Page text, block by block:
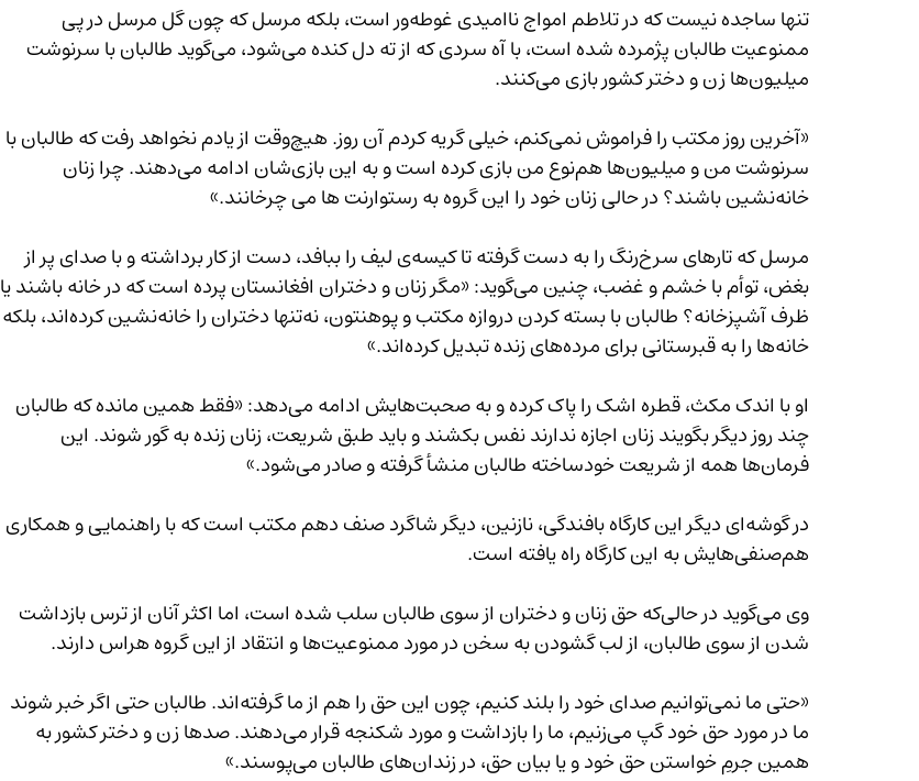
تنها ساجده نیست که در تلاطم امواج ناامیدی غوطه‌ور است، بلکه مرسل که چون گل مرسل در پی
ممنوعیت طالبان پژمرده شده است، با آه سردی که از ته دل کنده می‌شود، می‌گوید طالبان با سرنوشت
میلیون‌ها زن و دختر کشور بازی می‌کنند.
«آخرین روز مکتب را فراموش نمی‌کنم، خیلی گریه کردم آن روز. هیچ‌وقت از یادم نخواهد رفت که طالبان با
سرنوشت من و میلیون‌ها هم‌نوع من بازی کرده‌ است و به این بازی‌شان ادامه می‌دهند. چرا زنان
خانه‌نشین باشند؟ در حالی زنان خود را این گروه به رستوارنت ها می چرخانند.»
مرسل که تارهای سرخ‌رنگ را به دست گرفته تا کیسه‌ی لیف را ببافد، دست از کار برداشته و با صدای پر از
بغض، توأم با خشم و غضب، چنین می‌گوید: «مگر زنان و دختران افغانستان پرده‌ است که در خانه باشند یا
ظرف آشپزخانه؟ طالبان با بسته کردن دروازه مکتب و پوهنتون، نه‌تنها دختران را خانه‌نشین کرده‌اند، بلکه
خانه‌ها را به قبرستانی برای مرده‌های زنده تبدیل کرده‌اند.»
او با اندک مکث، قطره اشک را پاک کرده و به صحبت‌هایش ادامه می‌دهد: «فقط همین مانده که طالبان
چند روز دیگر بگویند زنان اجازه ندارند نفس بکشند و باید طبق شریعت، زنان زنده به گور شوند. این
فرمان‌ها همه از شریعت خودساخته طالبان منشأ گرفته و صادر می‌شود.»
در گوشه‌ای دیگر این کارگاه بافندگی، نازنین، دیگر شاگرد صنف دهم مکتب است که با راهنمایی و همکاری
هم‌صنفی‌هایش به این کارگاه راه یافته است.
وی می‌گوید در حالی‌که حق زنان و دختران از سوی طالبان سلب شده است، اما اکثر آنان از ترس بازداشت
شدن از سوی طالبان، از لب گشودن به سخن در مورد ممنوعیت‌ها و انتقاد از این گروه هراس دارند.
«حتی ما نمی‌توانیم صدای خود را بلند کنیم، چون این حق را هم از ما گرفته‌اند. طالبان حتی اگر خبر شوند
ما در مورد حق خود گپ می‌زنیم، ما را بازداشت و مورد شکنجه قرار می‌دهند. صدها زن و دختر کشور به
همین جرمِ خواستن حق خود و یا بیان حق، در زندان‌های طالبان می‌پوسند.»